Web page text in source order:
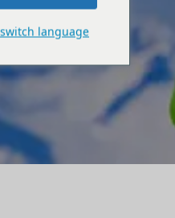
all'aeroporto -
language